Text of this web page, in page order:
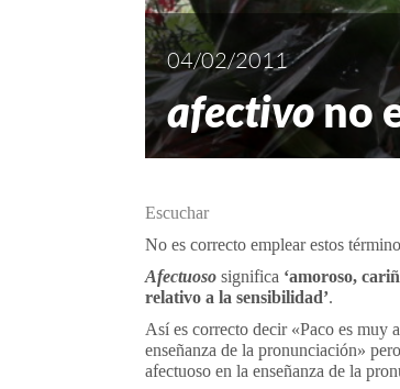
04/02/2011
afectivono
Escuchar
No es correcto emplear estos
Afectuoso significa ‘amoroso,
relativo a la sensibilidad’.
Así es correcto decir «Paco es muy
enseñanza de la pronunciación»
afectuoso en la enseñanza de la